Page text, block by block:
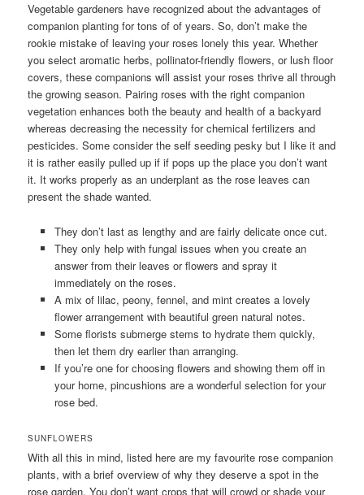
Vegetable gardeners have recognized about the advantages of
companion planting for tons of of years. So, don’t make the
rookie mistake of leaving your roses lonely this year. Whether
you select aromatic herbs, pollinator-friendly flowers, or lush floor
covers, these companions will assist your roses thrive all through
the growing season. Pairing roses with the right companion
vegetation enhances both the beauty and health of a backyard
whereas decreasing the necessity for chemical fertilizers and
pesticides. Some consider the self seeding pesky but I like it and
it is rather easily pulled up if if pops up the place you don’t want
it. It works properly as an underplant as the rose leaves can
present the shade wanted.
They don’t last as lengthy and are fairly delicate once cut.
They only help with fungal issues when you create an
answer from their leaves or flowers and spray it
immediately on the roses.
A mix of lilac, peony, fennel, and mint creates a lovely
flower arrangement with beautiful green natural notes.
Some florists submerge stems to hydrate them quickly,
then let them dry earlier than arranging.
If you’re one for choosing flowers and showing them off in
your home, pincushions are a wonderful selection for your
rose bed.
SUNFLOWERS
With all this in mind, listed here are my favourite rose companion
plants, with a brief overview of why they deserve a spot in the
rose garden. You don’t want crops that will crowd or shade your